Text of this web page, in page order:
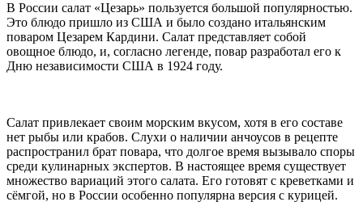
В России салат «Цезарь» пользуется большой популярностью.
Это блюдо пришло из США и было создано итальянским
поваром Цезарем Кардини. Салат представляет собой
овощное блюдо, и, согласно легенде, повар разработал его к
Дню независимости США в 1924 году.
Салат привлекает своим морским вкусом, хотя в его составе
нет рыбы или крабов. Слухи о наличии анчоусов в рецепте
распространил брат повара, что долгое время вызывало споры
среди кулинарных экспертов. В настоящее время существует
множество вариаций этого салата. Его готовят с креветками и
сёмгой, но в России особенно популярна версия с курицей.